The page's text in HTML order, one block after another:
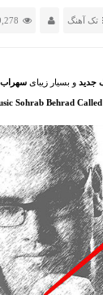
تک آهنگ views
جدید و بسیار زیبایسهراب
Sohrab Behrad Called